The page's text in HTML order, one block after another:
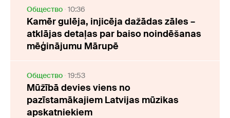
Oбщество 10:36
Kamēr gulēja, injicēja dažādas zāles –
atklājas detaļas par baiso noindēšanas
mēģinājumu Mārupē
Oбщество 19:53
Mūžībā devies viens no
pazīstamākajiem Latvijas mūzikas
apskatniekiem